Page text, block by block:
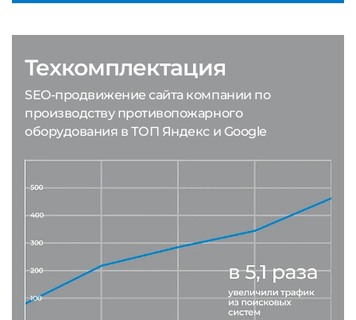
Техкомплектация
SEO-продвижение сайта компании по
производству противопожарного
оборудования в ТОП Яндекс и Google